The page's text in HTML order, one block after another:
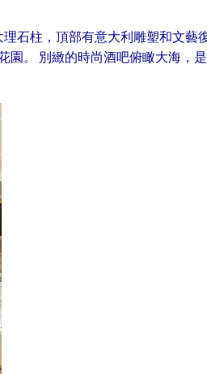
石柱，頂部有意大利雕塑和文藝
園。 別緻的時尚酒吧俯瞰大海，